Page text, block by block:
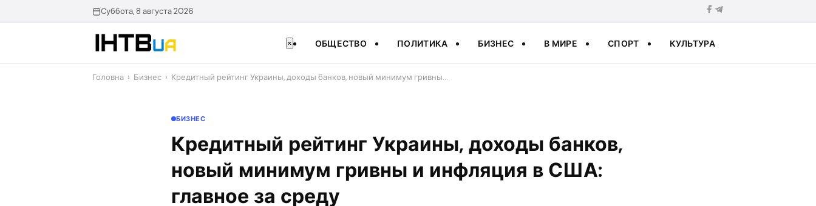
Суббота, 8 августа 2026
× ОБЩЕСТВО ПОЛИТИКА БИЗНЕС В МИРЕ СПОРТ КУЛЬТУРА
Головна › Бизнес › Кредитный рейтинг Украины, доходы банков, новый минимум гривны…
БИЗНЕС
Кредитный рейтинг Украины, доходы банков,
новый минимум гривны и инфляция в США:
главное за среду